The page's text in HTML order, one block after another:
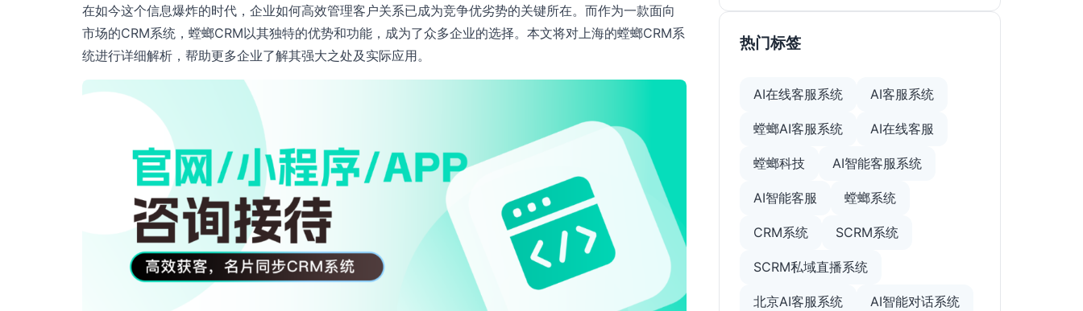
在如今这个信息爆炸的时代，企业如何高效管理客户关系已成为竞争优劣势的关键所在。而作为一款面向
市场的CRM系统，螳螂CRM以其独特的优势和功能，成为了众多企业的选择。本文将对上海的螳螂CRM系
统进行详细解析，帮助更多企业了解其强大之处及实际应用。
热门标签
AI在线客服系统 AI客服系统
螳螂AI客服系统 AI在线客服
螳螂科技 AI智能客服系统
AI智能客服 螳螂系统
CRM系统 SCRM系统
SCRM私域直播系统
北京AI客服系统 AI智能对话系统